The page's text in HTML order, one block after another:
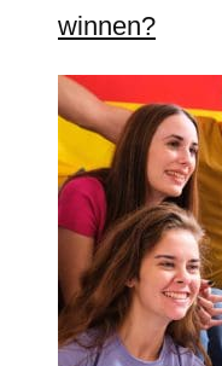
winnen?